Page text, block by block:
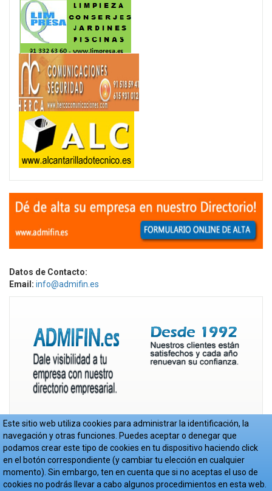
Datos de Contacto:
Email: info@admifin.es
© Copyright Admifin S.L. 2017-2018-Aviso Legal-Política de Privacidad-
Cookies- Web realizada por JoomlaEmpresa.es
Este sitio web utiliza cookies para administrar la identificación, la
navegación y otras funciones. Puedes aceptar o denegar que
podamos crear este tipo de cookies en tu dispositivo haciendo click
en el botón correspondiente (y cambiar tu elección en cualquier
momento). Sin embargo, ten en cuenta que si no aceptas el uso de
cookies no podrás llevar a cabo algunos procedimientos en esta web.